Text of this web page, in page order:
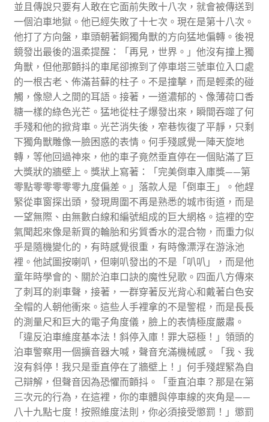
並且傳說只要有人敢在它面前失敗十八次，就會被傳送到
一個泊車地獄。他已經失敗了十七次。現在是第十八次。
他打了方向盤，車頭朝著銅獨角獸的方向猛地偏轉。後視
鏡發出最後的溫柔提醒：「再見，世界。」他沒有撞上獨
角獸，但他那顫抖的車尾卻擦到了停車塔三號車位入口處
的一根古老、佈滿苔蘚的柱子。不是撞擊，而是輕柔的碰
觸，像戀人之間的耳語。接著，一道濃郁的、像薄荷口香
糖一樣的綠色光芒。猛地從柱子爆發出來，瞬間吞噬了何
手殘和他的掀背車。光芒消失後，窄巷恢復了平靜，只剩
下獨角獸雕像一臉困惑的表情。何手殘感覺一陣天旋地
轉，等他回過神來，他的車子竟然垂直停在一個貼滿了巨
大獎狀的牆壁上。獎狀上寫著：「完美倒車入庫獎——第
零點零零零零零九度偏差。」落款人是「倒車王」。他趕
緊從車窗探出頭，發現周圍不再是熟悉的城市街道，而是
一望無際、由無數白線和編號組成的巨大網格。這裡的空
氣聞起來像是新買的輪胎和劣質香水的混合物，而重力似
乎是隨機變化的，有時感覺很重，有時像漂浮在游泳池
裡。他試圖按喇叭，但喇叭發出的不是「叭叭」，而是他
童年時學會的、關於泊車口訣的魔性兒歌。四面八方傳來
了刺耳的剎車聲，接著，一群穿著反光背心和戴著白色安
全帽的人朝他衝來。這些人手裡拿的不是警棍，而是長長
的測量尺和巨大的電子角度儀，臉上的表情極度嚴肅。
「違反泊車維度基本法！斜停入庫！罪大惡極！」領頭的
泊車警察用一個擴音器大喊，聲音充滿機械感。「我、我
沒有斜停！我只是垂直停在了牆壁上！」何手殘趕緊為自
己辯解，但聲音因為恐懼而顫抖。「垂直泊車？那是在第
三次元的行為，在這裡，你的車體與停車線的夾角是——
八十九點七度！按照維度法則，你必須接受懲罰！」懲罰